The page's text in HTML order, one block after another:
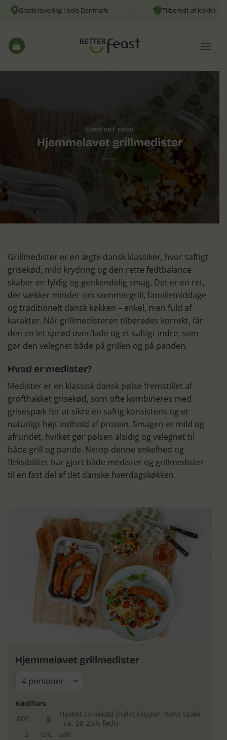
Fortsæt
Gratis levering i hele Danmark Tilberedt af kokke
COMFORT FOOD
Hjemmelavet grillmedister
Grillmedister er en ægte dansk klassiker, hvor saftigt
grisekød, mild krydring og den rette fedtbalance
skaber en fyldig og genkendelig smag. Det er en ret,
der vækker minder om sommergrill, familiemiddage
og traditionelt dansk køkken – enkel, men fuld af
karakter. Når grillmedisteren tilberedes korrekt, får
den en let sprød overflade og et saftigt indre, som
gør den velegnet både på grillen og på panden.
Hvad er medister?
Medister er en klassisk dansk pølse fremstillet af
grofthakket grisekød, som ofte kombineres med
grisespæk for at sikre en saftig konsistens og et
naturligt højt indhold af protein. Smagen er mild og
afrundet, hvilket gør pølsen alsidig og velegnet til
både grill og pande. Netop denne enkelhed og
fleksibilitet har gjort både medister og grillmedister
til en fast del af det danske hverdagskøkken.
Hjemmelavet grillmedister
Kød/fars
800 g.
Hakket svinekød (halvt skuder, halvt spæk
- ca. 20-25% fedt)
2
tsk.
salt